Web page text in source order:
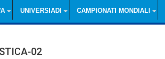
UNIVERSIADI CAMPIONATI MONDIALI
02